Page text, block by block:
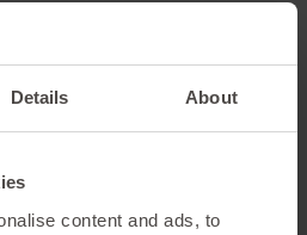
Details About
content and ads, to
la fondation. Ce sont leurs
à la fondation de